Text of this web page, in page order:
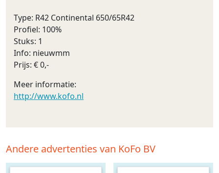
Type: R42 Continental 650/65R42
Profiel: 100%
Stuks: 1
Info: nieuwmm
Prijs: € 0,-
Meer informatie:
http://www.kofo.nl
Andere advertenties van KoFo BV